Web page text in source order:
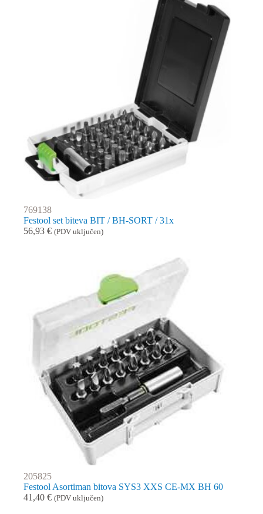
769138
Festool set biteva BIT / BH-SORT / 31x
56,93 € (PDV uključen)
205825
Festool Asortiman bitova SYS3 XXS CE-MX BH 60
41,40 € (PDV uključen)